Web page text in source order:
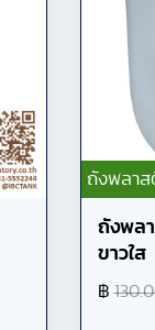
ถังพลา
ถังพล
ขาวใส
฿